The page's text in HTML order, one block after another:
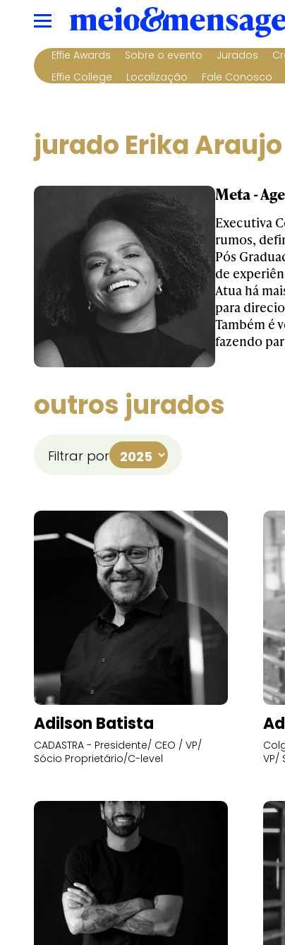
Effie Awards Sobre o evento Jurados
Effie College
Localização Fale Conosco
jurado Erika Araujo
Meta -
Executiva
rumos,
Pós
de
Atua há
para
Também é
fazendo
outros jurados
Filtrar por
Adilson Batista
CADASTRA - Presidente/ CEO / VP/
Sócio Proprietário/C-level
VP/